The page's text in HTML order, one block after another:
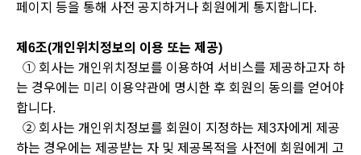
페이지 등을 통해 사전 공지하거나 회원에게 통지합니다.
제6조(개인위치정보의 이용 또는 제공)
① 회사는 개인위치정보를 이용하여 서비스를 제공하고자 하
는 경우에는 미리 이용약관에 명시한 후 회원의 동의를 얻어야
합니다.
② 회사는 개인위치정보를 회원이 지정하는 제3자에게 제공
하는 경우에는 제공받는 자 및 제공목적을 사전에 회원에게 고